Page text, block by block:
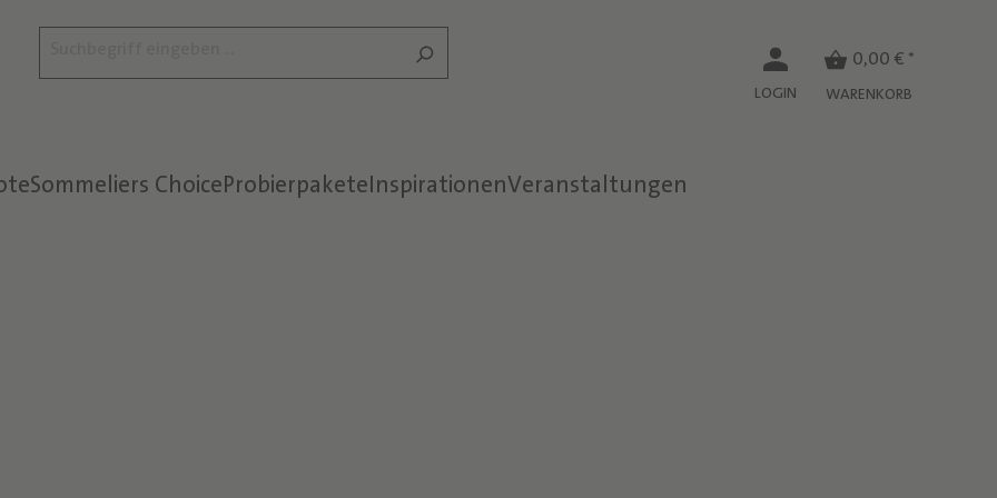
LOGIN
0,00 € *
WARENKORB
Sommeliers ChoiceProbierpaketeInspirationenVeranstaltungen